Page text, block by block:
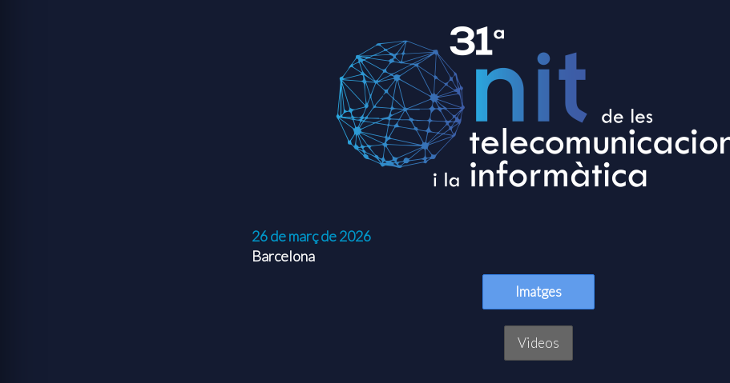
26 de març de 2026
Barcelona
Imatges
Videos